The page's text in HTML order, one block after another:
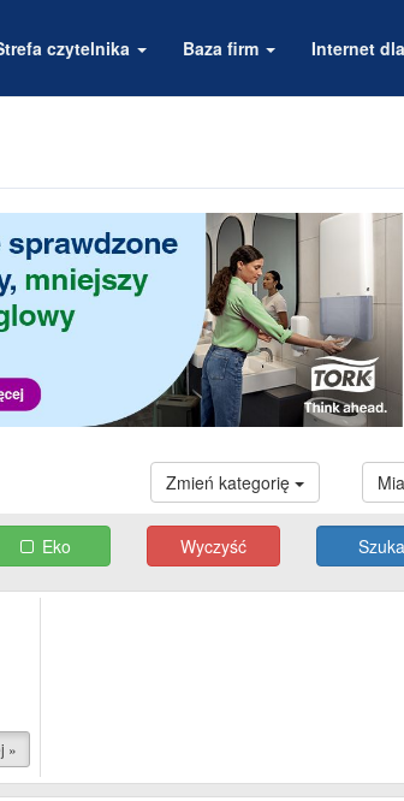
czytelnika Baza firm Internet
Zmień kategorię
Eko Wyczyść
»